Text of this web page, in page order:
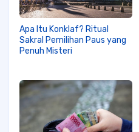
Apa Itu Konklaf? Ritual
Sakral Pemilihan Paus yang
Penuh Misteri